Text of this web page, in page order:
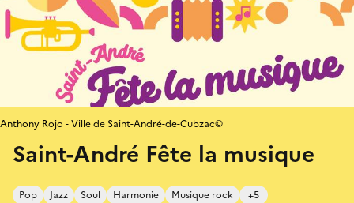
Saint-André Fête la musique
Pop Jazz Soul Harmonie Musique rock +5
Anthony Rojo - Ville de Saint-André-de-Cubzac©